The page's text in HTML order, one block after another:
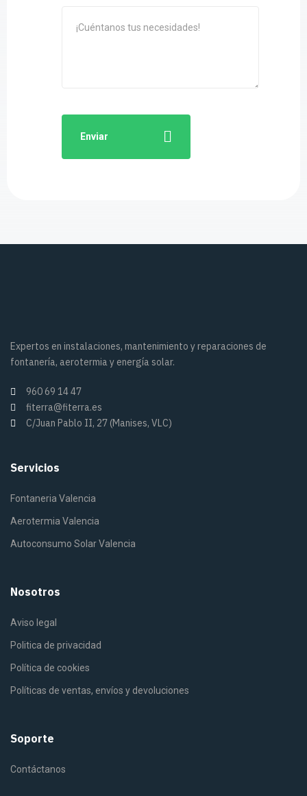
Enviar
Expertos en instalaciones, mantenimiento y reparaciones de
fontanería, aerotermia y energía solar.
960 69 14 47
fiterra@fiterra.es
C/Juan Pablo II, 27 (Manises, VLC)
Servicios
Fontaneria Valencia
Aerotermia Valencia
Autoconsumo Solar Valencia
Nosotros
Aviso legal
Politica de privacidad
Política de cookies
Políticas de ventas, envíos y devoluciones
Soporte
Contáctanos